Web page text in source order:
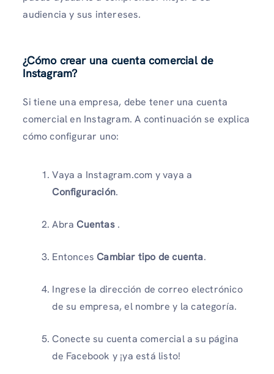
audiencia y sus intereses.
¿Cómo crear una cuenta comercial de
Instagram?
Si tiene una empresa, debe tener una cuenta
comercial en Instagram. A continuación se explica
cómo configurar uno:
Vaya a Instagram.com y vaya a
Configuración.
AbraCuentas.
EntoncesCambiar tipo de cuenta.
Ingrese la dirección de correo electrónico
de su empresa, el nombre y la categoría.
Conecte su cuenta comercial a su página
de Facebook y ¡ya está listo!